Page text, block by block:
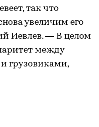
так что
увеличим его
Иевлев. — В целом
между
грузовиками,